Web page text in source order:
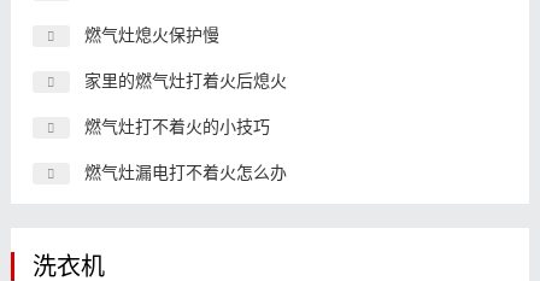
燃气灶熄火保护慢
家里的燃气灶打着火后熄火
燃气灶打不着火的小技巧
燃气灶漏电打不着火怎么办
洗衣机